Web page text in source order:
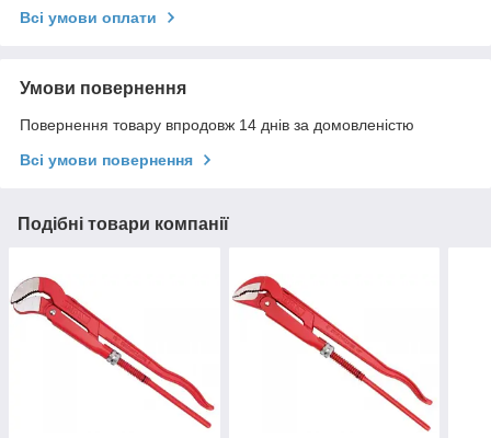
Всі умови оплати
Умови повернення
Повернення товару впродовж 14 днів за домовленістю
Всі умови повернення
Подібні товари компанії